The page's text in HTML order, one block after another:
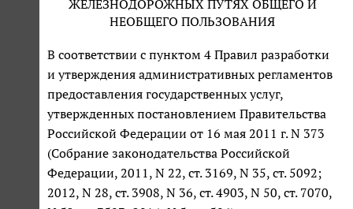
ЖЕЛЕЗНОДОРОЖНЫХ ПУТЯХ ОБЩЕГО И
НЕОБЩЕГО ПОЛЬЗОВАНИЯ
В соответствии с пунктом 4 Правил разработки
и утверждения административных регламентов
предоставления государственных услуг,
утвержденных постановлением Правительства
Российской Федерации от 16 мая 2011 г. N 373
(Собрание законодательства Российской
Федерации, 2011, N 22, ст. 3169, N 35, ст. 5092;
2012, N 28, ст. 3908, N 36, ст. 4903, N 50, ст. 7070,